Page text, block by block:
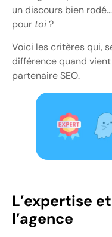
un discours bien
pour toi?
Voici les critères qui,
différence quand
partenaire SEO.
L’expertise
l’agence